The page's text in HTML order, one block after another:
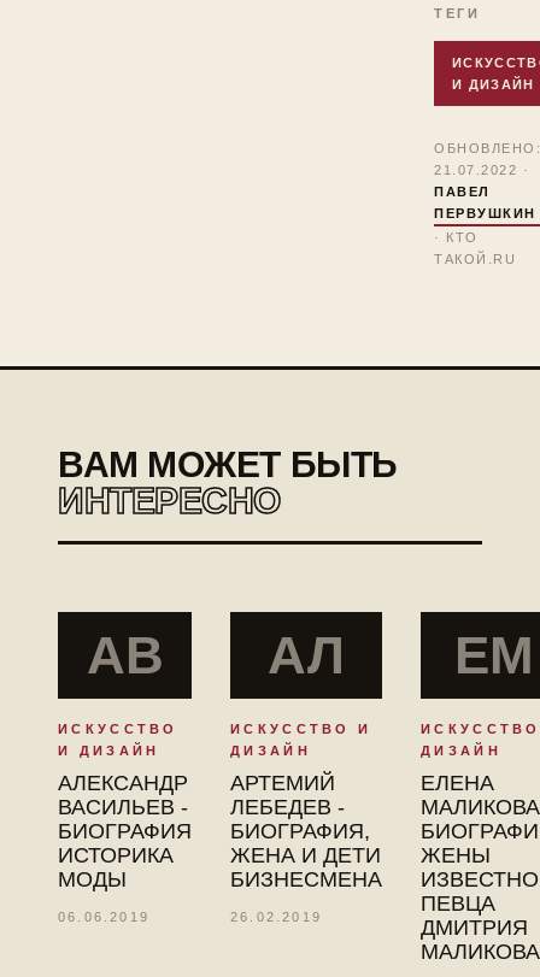
ТЕГИ
И ДИЗАЙН
21.07.2022 ·
ПАВЕЛ
ПЕРВУШКИН
· КТО
ТАКОЙ.RU
ВАМ МОЖЕТ БЫТЬ
ИНТЕРЕСНО
АВ
ИСКУССТВО
И ДИЗАЙН
АЛЕКСАНДР
ВАСИЛЬЕВ -
БИОГРАФИЯ
ИСТОРИКА
МОДЫ
06.06.2019
АЛ
ИСКУССТВО И
ДИЗАЙН
АРТЕМИЙ
ЛЕБЕДЕВ -
БИОГРАФИЯ,
ЖЕНА И ДЕТИ
БИЗНЕСМЕНА
26.02.2019
ЕМ
ДИЗАЙН
ЕЛЕНА
ЖЕНЫ
ПЕВЦА
ДМИТРИЯ
МАЛИКОВА